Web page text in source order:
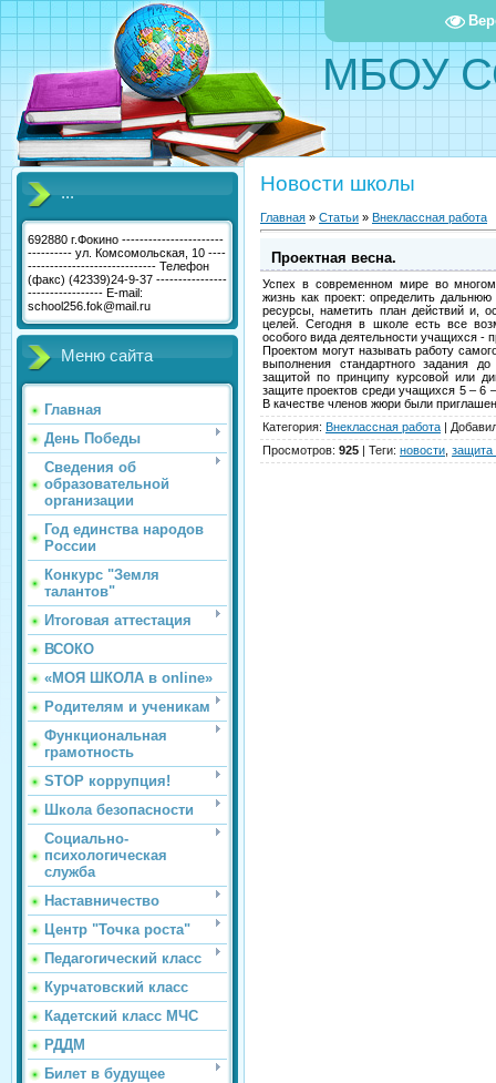
МБОУ
...
692880 г.Фокино -----------------------
---------- ул. Комсомольская, 10 ----
----------------------------- Телефон
(факс) (42339)24-9-37 ----------------
----------------- E-mail:
school256.fok@mail.ru
Меню сайта
Главная
День Победы
Сведения об
образовательной
организации
Год единства народов
России
Конкурс "Земля
талантов"
Итоговая аттестация
ВСОКО
«МОЯ ШКОЛА в online»
Родителям и ученикам
Функциональная
грамотность
STOP коррупция!
Школа безопасности
Социально-
психологическая
служба
Наставничество
Центр "Точка роста"
Педагогический класс
Курчатовский класс
Кадетский класс МЧС
РДДМ
Билет в будущее
Новости школы
Главная » Статьи » Внеклассная работа
Проектная весна.
Успех в современном мире во многом
жизнь как проект: определить
ресурсы, наметить план действий и,
целей. Сегодня в школе есть все
особого вида деятельности учащихся -
Проектом могут называть работу
выполнения стандартного задания
защитой по принципу курсовой или
защите проектов среди учащихся 5 – 6
В качестве членов жюри были
Категория: Внеклассная работа |
Просмотров: 925 | Теги: новости защита